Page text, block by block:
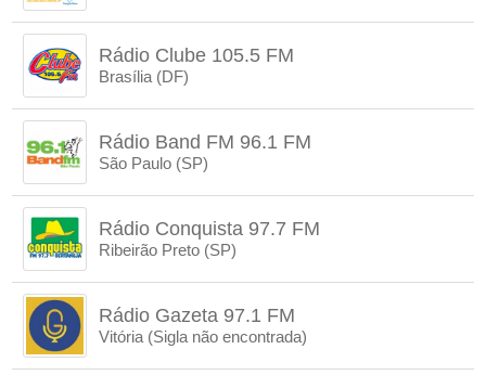
Rádio Clube 105.5 FM
Brasília (DF)
Rádio Band FM 96.1 FM
São Paulo (SP)
Rádio Conquista 97.7 FM
Ribeirão Preto (SP)
Rádio Gazeta 97.1 FM
Vitória (Sigla não encontrada)